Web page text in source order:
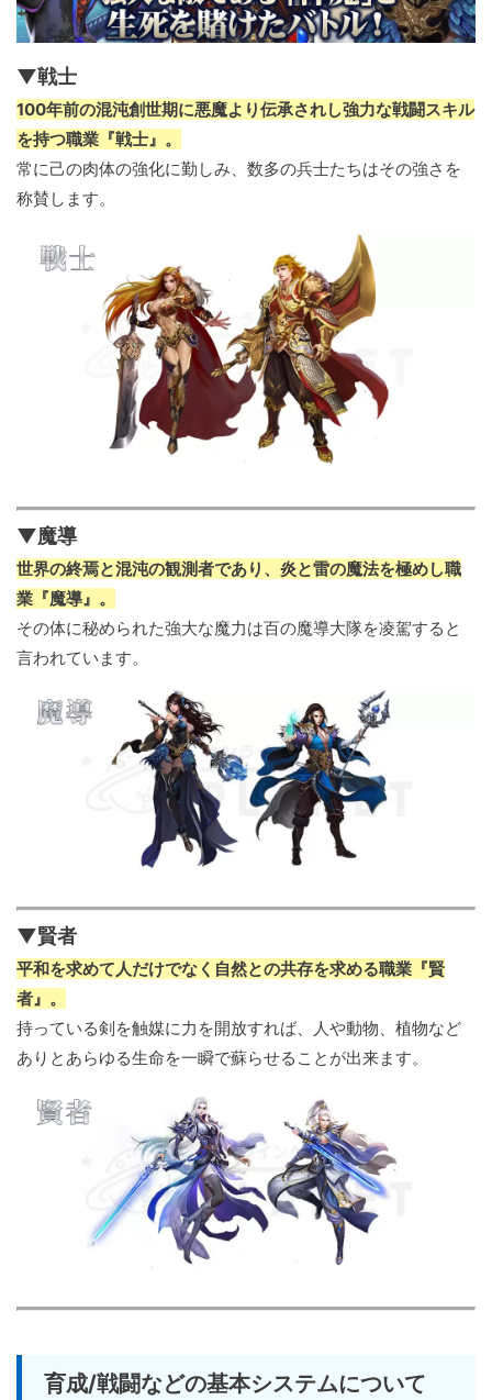
▼戦士
100年前の混沌創世期に悪魔より伝承されし強力な戦闘スキル
を持つ職業『戦士』。
常に己の肉体の強化に勤しみ、数多の兵士たちはその強さを
称賛します。
▼魔導
世界の終焉と混沌の観測者であり、炎と雷の魔法を極めし職
業『魔導』。
その体に秘められた強大な魔力は百の魔導大隊を凌駕すると
言われています。
▼賢者
平和を求めて人だけでなく自然との共存を求める職業『賢
者』。
持っている剣を触媒に力を開放すれば、人や動物、植物など
ありとあらゆる生命を一瞬で蘇らせることが出来ます。
育成/戦闘などの基本システムについて